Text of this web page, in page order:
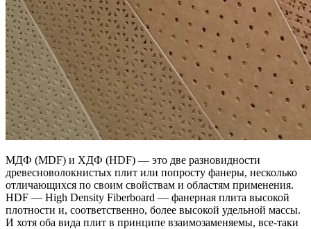
МДФ (MDF) и ХДФ (HDF) — это две разновидности
древесноволокнистых плит или попросту фанеры, несколько
отличающихся по своим свойствам и областям применения.
HDF — High Density Fiberboard — фанерная плита высокой
плотности и, соответственно, более высокой удельной массы.
И хотя оба вида плит в принципе взаимозаменяемы, все-таки